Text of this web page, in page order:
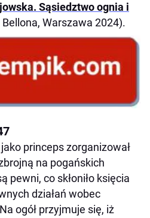
Sąsiedztwo ognia i
Warszawa 2024).
princeps zorganizował
na pogańskich
pewni, co skłoniło księcia
działań wobec
ogół przyjmuje się, iż